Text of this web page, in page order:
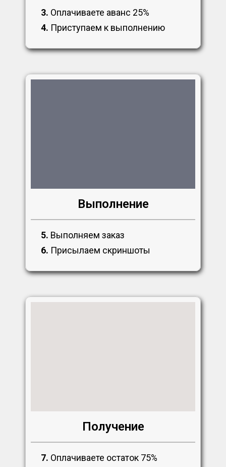
3. Оплачиваете аванс 25%
4. Приступаем к выполнению
Выполнение
5. Выполняем заказ
6. Присылаем скриншоты
Получение
7. Оплачиваете остаток 75%